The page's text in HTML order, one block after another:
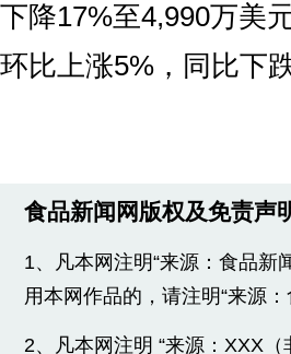
下降17%至4,990万美
环比上涨5%，同比下跌
食品新闻网版权及免责声
1、凡本网注明“来源：食品新
用本网作品的，请注明“来源：
2、凡本网注明 “来源：XXX